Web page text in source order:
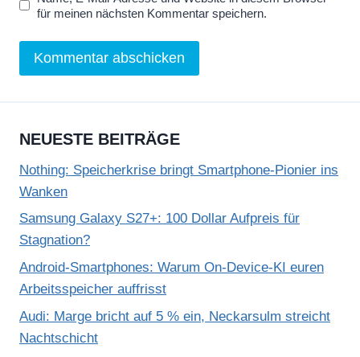
e
für meinen nächsten Kommentar speichern.
NEUESTE BEITRÄGE
Nothing: Speicherkrise bringt Smartphone-Pionier ins
Wanken
Samsung Galaxy S27+: 100 Dollar Aufpreis für
Stagnation?
Android-Smartphones: Warum On-Device-KI euren
Arbeitsspeicher auffrisst
Audi: Marge bricht auf 5 % ein, Neckarsulm streicht
Nachtschicht